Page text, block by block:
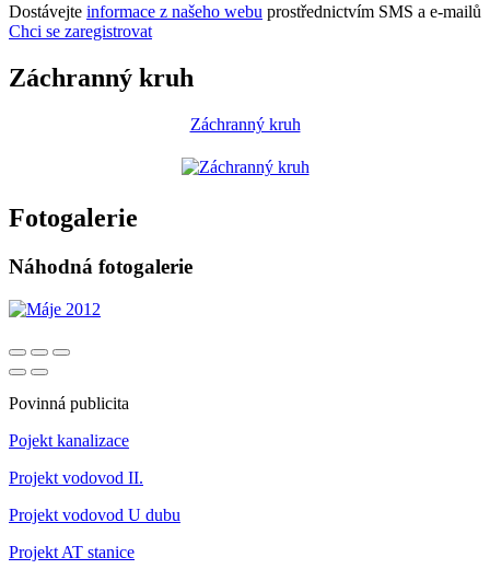
Dostávejte informace z našeho webu prostřednictvím SMS a e-mailů
Chci se zaregistrovat
Záchranný kruh
Záchranný kruh
Fotogalerie
Náhodná fotogalerie
Povinná publicita
Pojekt kanalizace
Projekt vodovod II.
Projekt vodovod U dubu
Projekt AT stanice